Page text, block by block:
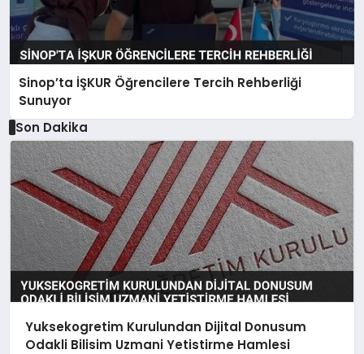
Sinop’ta İŞKUR Öğrencilere Tercih Rehberliği
Sunuyor
Son Dakika
Yuksekogretim Kurulundan Dijital Donusum
Odakli Bilisim Uzmani Yetistirme Hamlesi